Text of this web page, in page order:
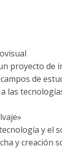
proyecto de
de
las
y el
y creación